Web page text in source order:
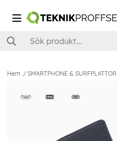
Hem SMARTPHONE & SURFPLATTOR